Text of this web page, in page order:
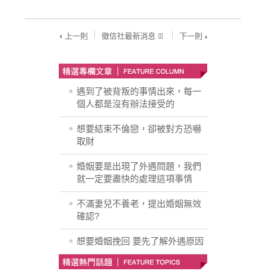
上一則 徵信社最新消息 下一則
遇到了被背叛的事情出來，每一
個人都是沒有辦法接受的
想要結束不倫戀，卻被對方恐嚇
取財
婚姻要是出現了外遇問題，我們
就一定要盡快的處理這項事情
不滿妻兒不養老，提出婚姻無效
確認?
想要婚姻挽回 要先了解外遇原因